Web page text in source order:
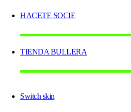
HACETE SOCIE
TIENDA BULLERA
Switch skin